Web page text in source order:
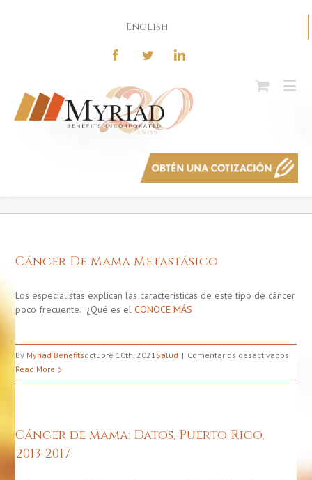
English
Cáncer De Mama Metastásico
Los especialistas explican las características de este tipo de cáncer
poco frecuente. ¿Qué es elCONOCE MÁS
By Myriad Benefitsoctubre 10th, 2021 Salud Comentarios desactivados
De
Read More
Cáncer de mama: Datos, Puerto Rico,
2013-2017